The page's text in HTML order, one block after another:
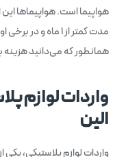
هواپیما است. هواپیماها این
همانطور که می‌دانید هزینه
واردات لوازم
الین
واردات لوازم پلاستیکی، یکی